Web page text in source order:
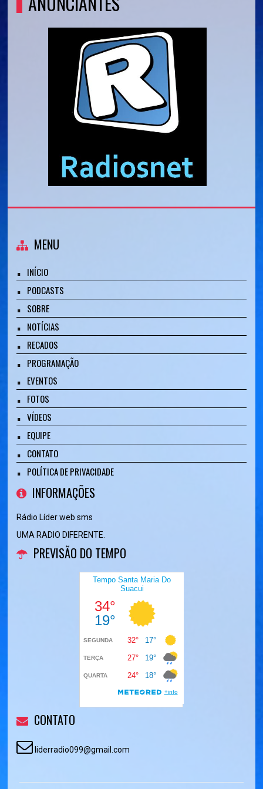
MENU
INÍCIO
PODCASTS
SOBRE
NOTÍCIAS
RECADOS
PROGRAMAÇÃO
EVENTOS
FOTOS
VÍDEOS
EQUIPE
CONTATO
POLÍTICA DE PRIVACIDADE
INFORMAÇÕES
Rádio Líder web sms
UMA RADIO DIFERENTE.
PREVISÃO DO TEMPO
CONTATO
liderradio099@gmail.com